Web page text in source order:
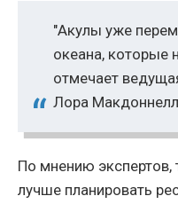
"Акулы уже
океана, которые
отмечает
Лора
По мнению экспертов,
лучше планировать